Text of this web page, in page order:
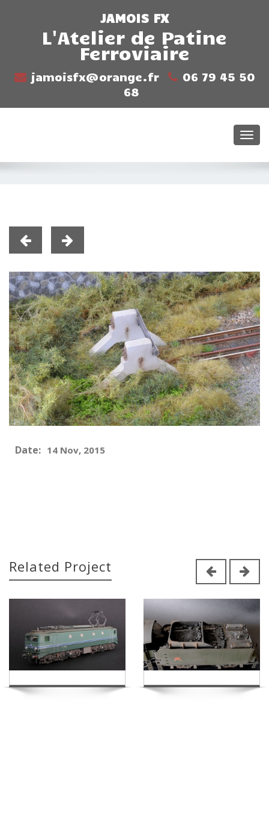
JAMOIS FX
L'Atelier de Patine
Ferroviaire
jamoisfx@orange.fr
06 79 45 50
68
Date: 14 Nov, 2015
Related Project